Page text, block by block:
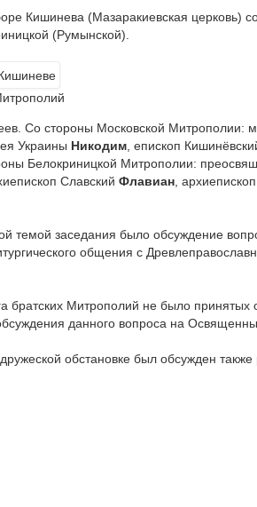
Кишинева (Мазаракиевская церковь)
(Румынской).
Со стороны Московской Митрополии:
Украины Никодим , епископ
Белокриницкой Митрополии:
Славский Флавиан ,
темой заседания было обсуждение
общения с
братских Митрополий не было
данного вопроса на
обстановке был обсужден также